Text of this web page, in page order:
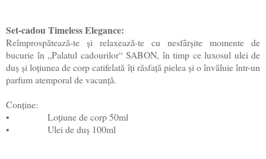
Set-cadou Timeless Elegance:
Reîmprospătează-te și relaxează-te cu nesfârșite momente de
bucurie în „Palatul cadourilor“ SABON, în timp ce luxosul ulei de
duș și loțiunea de corp catifelată îți răsfață pielea și o învăluie într-un
parfum atemporal de vacanță.
Conține:
•
Loțiune de corp 50ml
•
Ulei de duș 100ml